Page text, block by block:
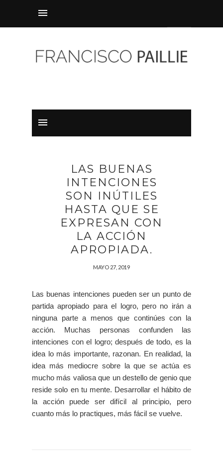
LAS BUENAS
INTENCIONES
SON INÚTILES
HASTA QUE SE
EXPRESAN CON
LA ACCIÓN
APROPIADA.
MAYO 27, 2019
Las buenas intenciones pueden ser un punto de
partida apropiado para el logro, pero no irán a
ninguna parte a menos que continúes con la
acción. Muchas personas confunden las
intenciones con el logro; después de todo, es la
idea lo más importante, razonan. En realidad, la
idea más mediocre sobre la que se actúa es
mucho más valiosa que un destello de genio que
reside solo en tu mente. Desarrollar el hábito de
la acción puede ser difícil al principio, pero
cuanto más lo practiques, más fácil se vuelve.